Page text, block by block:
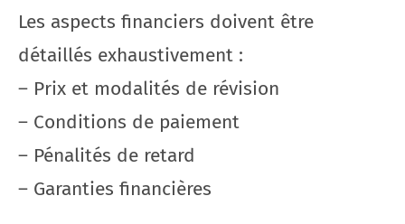
Les aspects financiers doivent être
détaillés exhaustivement :
– Prix et modalités de révision
– Conditions de paiement
– Pénalités de retard
– Garanties financières